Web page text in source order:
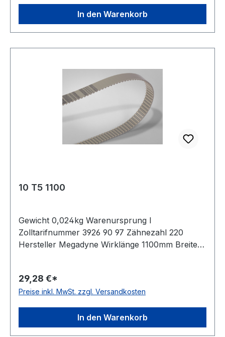
In den Warenkorb
10 T5 1100
Gewicht 0,024kg Warenursprung I
Zolltarifnummer 3926 90 97 Zähnezahl 220
Hersteller Megadyne Wirklänge 1100mm Breite
Norm DIN 7721 antistatisch nein
29,28 €*
Preise inkl. MwSt. zzgl. Versandkosten
In den Warenkorb